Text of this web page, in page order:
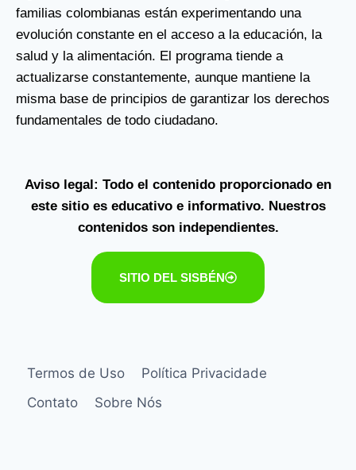
familias colombianas están experimentando una
evolución constante en el acceso a la educación, la
salud y la alimentación. El programa tiende a
actualizarse constantemente, aunque mantiene la
misma base de principios de garantizar los derechos
fundamentales de todo ciudadano.
Aviso legal: Todo el contenido proporcionado en
este sitio es educativo e informativo. Nuestros
contenidos son independientes.
SITIO DEL SISBÉN
Termos de Uso
Política Privacidade
Contato
Sobre Nós